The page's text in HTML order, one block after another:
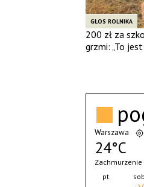
GŁOS ROLNIKA
200 zł za
grzmi: „To
Warszawa
24°C
Zachmurzenie
pt.